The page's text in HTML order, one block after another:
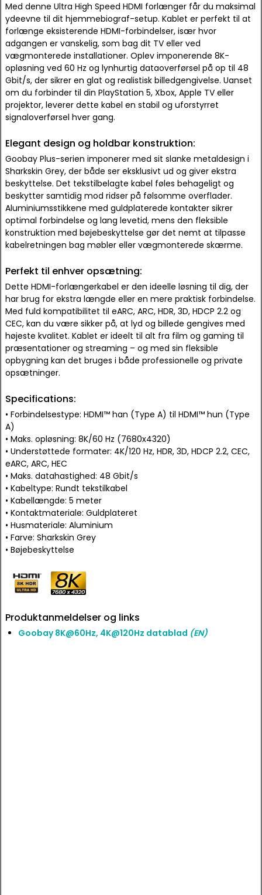
Med denne Ultra High Speed HDMI forlænger får du maksimal
ydeevne til dit hjemmebiograf-setup. Kablet er perfekt til at
forlænge eksisterende HDMI-forbindelser, især hvor
adgangen er vanskelig, som bag dit TV eller ved
vægmonterede installationer. Oplev imponerende 8K-
opløsning ved 60 Hz og lynhurtig dataoverførsel på op til 48
Gbit/s, der sikrer en glat og realistisk billedgengivelse. Uanset
om du forbinder til din PlayStation 5, Xbox, Apple TV eller
projektor, leverer dette kabel en stabil og uforstyrret
signaloverførsel hver gang.
Elegant design og holdbar konstruktion:
Goobay Plus-serien imponerer med sit slanke metaldesign i
Sharkskin Grey, der både ser eksklusivt ud og giver ekstra
beskyttelse. Det tekstilbelagte kabel føles behageligt og
beskytter samtidig mod ridser på følsomme overflader.
Aluminiumsstikkene med guldplaterede kontakter sikrer
optimal forbindelse og lang levetid, mens den fleksible
konstruktion med bøjebeskyttelse gør det nemt at tilpasse
kabelretningen bag møbler eller vægmonterede skærme.
Perfekt til enhver opsætning:
Dette HDMI-forlængerkabel er den ideelle løsning til dig, der
har brug for ekstra længde eller en mere praktisk forbindelse.
Med fuld kompatibilitet til eARC, ARC, HDR, 3D, HDCP 2.2 og
CEC, kan du være sikker på, at lyd og billede gengives med
højeste kvalitet. Kablet er ideelt til alt fra film og gaming til
præsentationer og streaming – og med sin fleksible
opbygning kan det bruges i både professionelle og private
opsætninger.
Specifications:
• Forbindelsestype: HDMI™ han (Type A) til HDMI™ hun (Type
A)
• Maks. opløsning: 8K/60 Hz (7680x4320)
• Understøttede formater: 4K/120 Hz, HDR, 3D, HDCP 2.2, CEC,
eARC, ARC, HEC
• Maks. datahastighed: 48 Gbit/s
• Kabeltype: Rundt tekstilkabel
• Kabellængde: 5 meter
• Kontaktmateriale: Guldplateret
• Husmateriale: Aluminium
• Farve: Sharkskin Grey
• Bøjebeskyttelse
Produktanmeldelser og links
Goobay 8K@60Hz, 4K@120Hz datablad (EN)